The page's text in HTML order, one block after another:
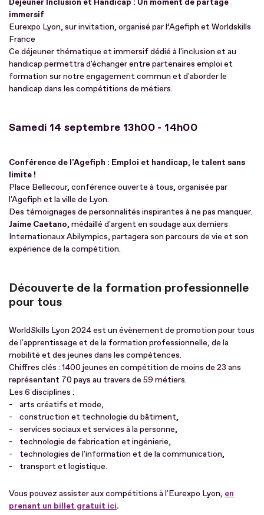
immersif
Eurexpo Lyon, sur invitation, organisé par l’Agefiph et Worldskills
France
Ce déjeuner thématique et immersif dédié à l'inclusion et au
handicap permettra d'échanger entre partenaires emploi et
formation sur notre engagement commun et d'aborder le
handicap dans les compétitions de métiers.
Samedi 14 septembre 13h00 - 14h00
Conférence de l'Agefiph : Emploi et handicap, le talent sans
limite !
Place Bellecour, conférence ouverte à tous, organisée par
l'Agefiph et la ville de Lyon.
Des témoignages de personnalités inspirantes à ne pas manquer.
Jaime Caetano, médaillé d'argent en soudage aux derniers
Internationaux Abilympics, partagera son parcours de vie et son
expérience de la compétition.
Découverte de la formation professionnelle
pour tous
WorldSkills Lyon 2024 est un évènement de promotion pour tous
de l'apprentissage et de la formation professionnelle, de la
mobilité et des jeunes dans les compétences.
Chiffres clés : 1400 jeunes en compétition de moins de 23 ans
représentant 70 pays au travers de 59 métiers.
Les 6 disciplines :
- arts créatifs et mode,
- construction et technologie du bâtiment,
- services sociaux et services à la personne,
- technologie de fabrication et ingénierie,
- technologies de l'information et de la communication,
- transport et logistique.
Vous pouvez assister aux compétitions à l'Eurexpo Lyon, en
prenant un billet gratuit ici.